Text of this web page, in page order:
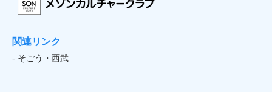
関連リンク
- そごう・西武